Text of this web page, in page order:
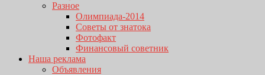
Разное
Олимпиада-2014
Советы от знатока
Фотофакт
Финансовый советник
Наша реклама
Объявления